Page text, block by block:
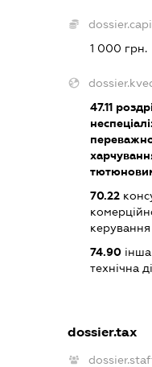
1 000 грн.
47.11
70.22
керування
74.90інша
технічна
dossier.tax